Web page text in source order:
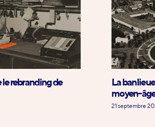
rebranding de
La
moyen-
21 septembre